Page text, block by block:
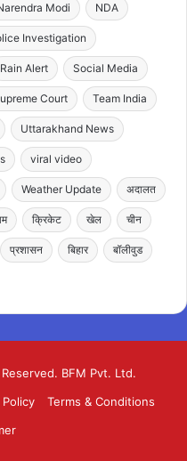
Modi NDA
Investigation
Rain Alert Social Media
Court Team India
Uttarakhand News
viral video
Weather Update अदालत
क्रिकेट खेल चीन
प्रशासन बिहार बॉलीवुड
BFM Pvt. Ltd.
Policy
Terms & Conditions